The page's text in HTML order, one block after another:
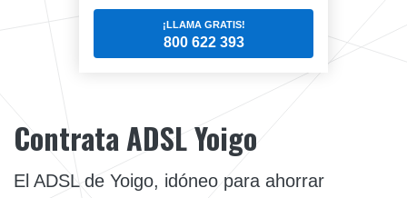
¡LLAMA GRATIS!
800 622 393
Contrata ADSL Yoigo
El ADSL de Yoigo, idóneo para ahorrar